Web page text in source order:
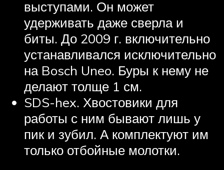
выступами. Он может
удерживать даже сверла и
биты. До 2009 г. включительно
устанавливался исключительно
на Bosch Uneo. Буры к нему не
делают толще 1 см.
SDS-hex. Хвостовики для
работы с ним бывают лишь у
пик и зубил. А комплектуют им
только отбойные молотки.